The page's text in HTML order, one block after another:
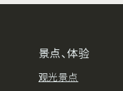
景点、体验
观光景点